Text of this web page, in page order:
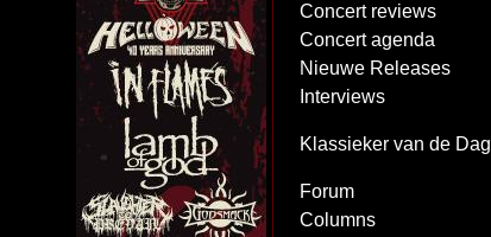
Concert reviews
Concert agenda
Nieuwe Releases
Interviews
Klassieker van de Dag
Forum
Columns